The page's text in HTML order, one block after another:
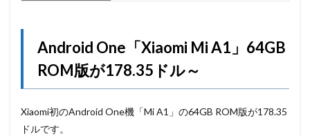
Android One「Xiaomi Mi A1」64GB
ROM版が178.35ドル～
Xiaomi初のAndroid One機「Mi A1」の64GB ROM版が178.35
ドルです。